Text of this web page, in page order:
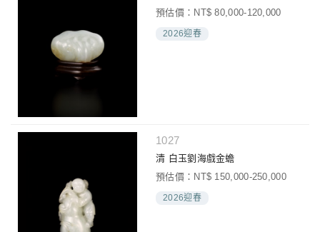
預估價：NT$ 80,000-120,000
2026迎春
1027
清 白玉劉海戲金蟾
預估價：NT$ 150,000-250,000
2026迎春